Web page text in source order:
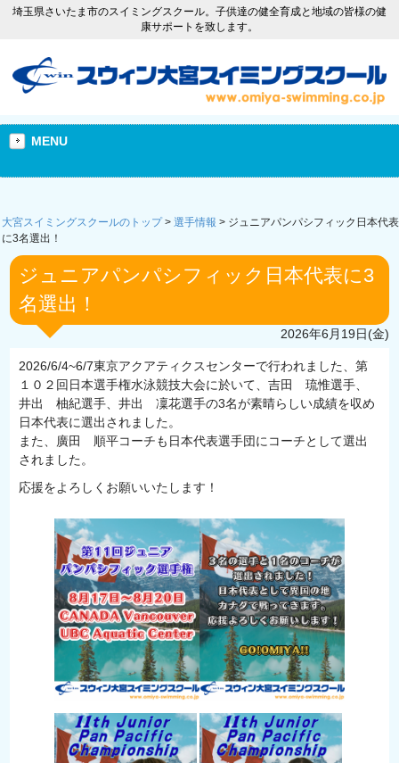
埼玉県さいたま市のスイミングスクール。子供達の健全育成と地域の皆様の健
康サポートを致します。
MENU
大宮スイミングスクールのトップ> 選手情報 > ジュニアパンパシフィック日本代表
に3名選出！
ジュニアパンパシフィック日本代表に3
名選出！
2026年6月19日(金)
2026/6/4~6/7東京アクアティクスセンターで行われました、第
１０２回日本選手権水泳競技大会に於いて、吉田 琉惟選手、
井出 柚紀選手、井出 凜花選手の3名が素晴らしい成績を収め
日本代表に選出されました。
また、廣田 順平コーチも日本代表選手団にコーチとして選出
されました。
応援をよろしくお願いいたします！